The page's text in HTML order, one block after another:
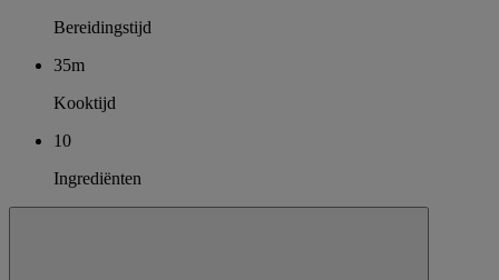
Bereidingstijd
35m
Kooktijd
10
Ingrediënten